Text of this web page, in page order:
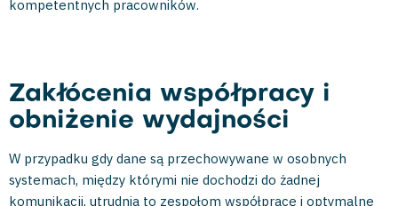
kompetentnych pracowników.
Zakłócenia współpracy i
obniżenie wydajności
W przypadku gdy dane są przechowywane w osobnych
systemach, między którymi nie dochodzi do żadnej
komunikacji, utrudnia to zespołom współpracę i optymalne